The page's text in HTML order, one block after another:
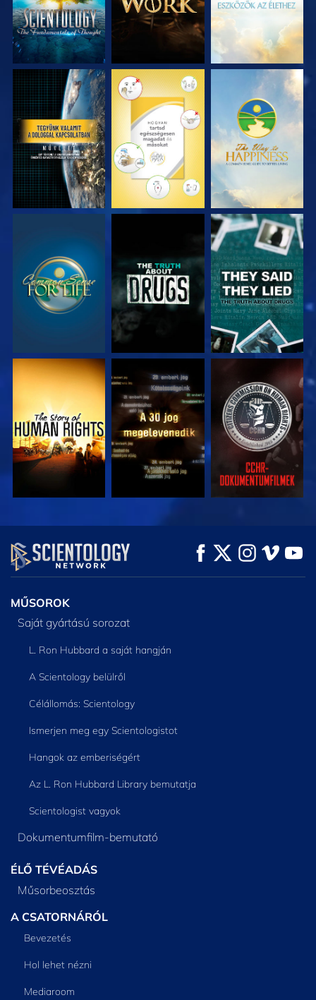
MŰSORNÉZÉS MŰSORNÉZÉS MŰSORNÉZÉS
MŰSORNÉZÉS MŰSORNÉZÉS MŰSORNÉZÉS
MŰSORNÉZÉS MŰSORNÉZÉS MŰSORNÉZÉS
MŰSORNÉZÉS MŰSORNÉZÉS
A SOROZAT
RÉSZEI
MŰSOROK
Saját gyártású sorozat
L. Ron Hubbard a saját hangján
A Scientology belülről
Célállomás: Scientology
Ismerjen meg egy Scientologistot
Hangok az emberiségért
Az L. Ron Hubbard Library bemutatja
Scientologist vagyok
Dokumentumfilm-bemutató
ÉLŐ TÉVÉADÁS
Műsorbeosztás
A CSATORNÁRÓL
Bevezetés
Hol lehet nézni
Mediaroom